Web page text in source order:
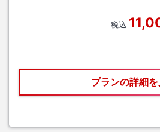
税込
プランの詳細